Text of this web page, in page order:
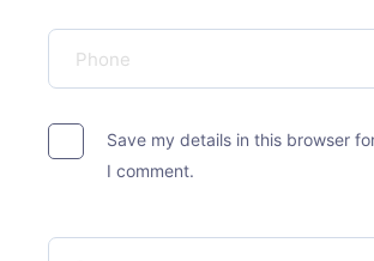
Save my details in this browser
I comment.